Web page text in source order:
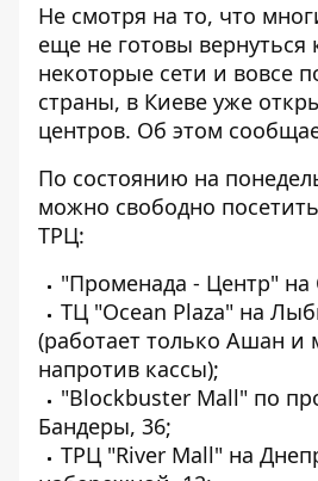
Не смотря на то, что
еще не готовы вернуться
некоторые сети и вовсе
страны, в Киеве уже
центров. Об этом
По состоянию на
можно свободно
ТРЦ:
"Променада - Центр" на
ТЦ "Ocean Plaza" на
(работает только Ашан и
напротив кассы);
"Blockbuster Mall" по
Бандеры, 36;
ТРЦ "River Mall" на